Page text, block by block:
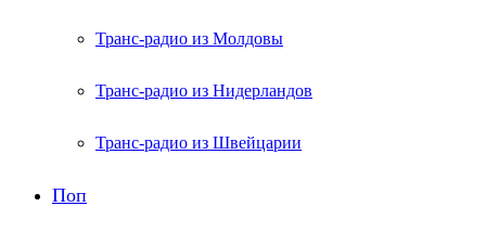
Транс-радио из Молдовы
Транс-радио из Нидерландов
Транс-радио из Швейцарии
Поп